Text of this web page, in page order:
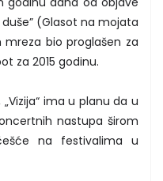
(Glasot na mojata
bio proglašen za
za 2015 godinu.
ima u planu da u
nastupa širom
na festivalima u